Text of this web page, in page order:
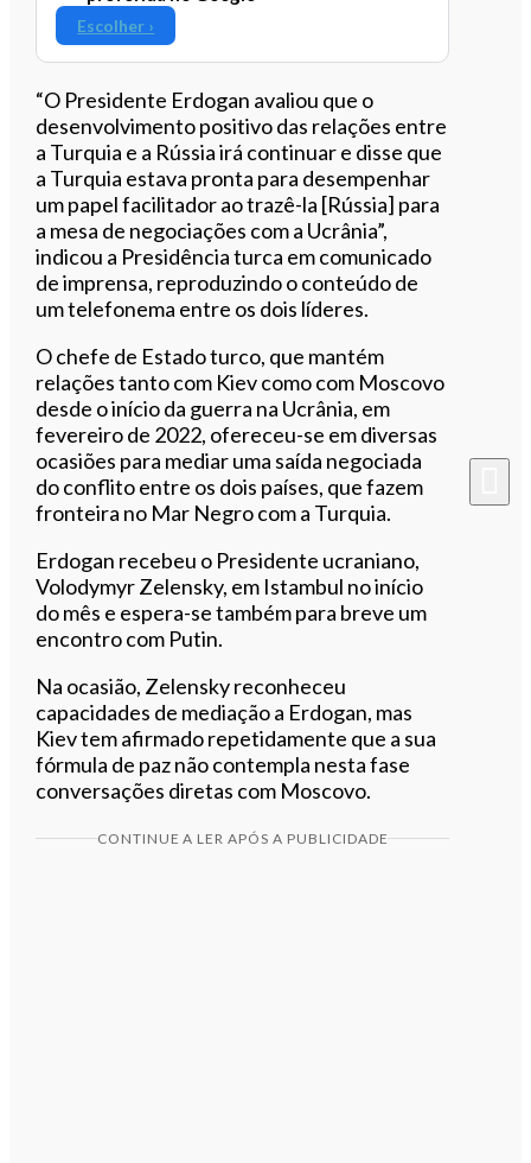
Escolher ›
“O Presidente Erdogan avaliou que o
desenvolvimento positivo das relações entre
a Turquia e a Rússia irá continuar e disse que
a Turquia estava pronta para desempenhar
um papel facilitador ao trazê-la [Rússia] para
a mesa de negociações com a Ucrânia”,
indicou a Presidência turca em comunicado
de imprensa, reproduzindo o conteúdo de
um telefonema entre os dois líderes.
O chefe de Estado turco, que mantém
relações tanto com Kiev como com Moscovo
desde o início da guerra na Ucrânia, em
fevereiro de 2022, ofereceu-se em diversas
ocasiões para mediar uma saída negociada
do conflito entre os dois países, que fazem
fronteira no Mar Negro com a Turquia.
Erdogan recebeu o Presidente ucraniano,
Volodymyr Zelensky, em Istambul no início
do mês e espera-se também para breve um
encontro com Putin.
Na ocasião, Zelensky reconheceu
capacidades de mediação a Erdogan, mas
Kiev tem afirmado repetidamente que a sua
fórmula de paz não contempla nesta fase
conversações diretas com Moscovo.
CONTINUE A LER APÓS A PUBLICIDADE